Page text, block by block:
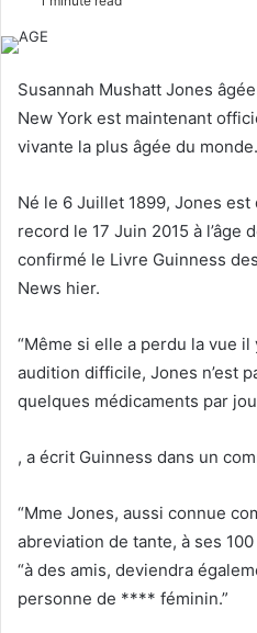
Susannah Mushatt Jones
New York est maintenant
vivante la plus âgée du monde.
Né le 6 Juillet 1899, Jones
record le 17 Juin 2015 à l’âge
confirmé le Livre Guinness
News hier.
“Même si elle a perdu la vue
audition difficile, Jones n’est
quelques médicaments par
, a écrit Guinness dans un
“Mme Jones, aussi connue
abreviation de tante, à ses
“à des amis, deviendra
personne de **** féminin.”